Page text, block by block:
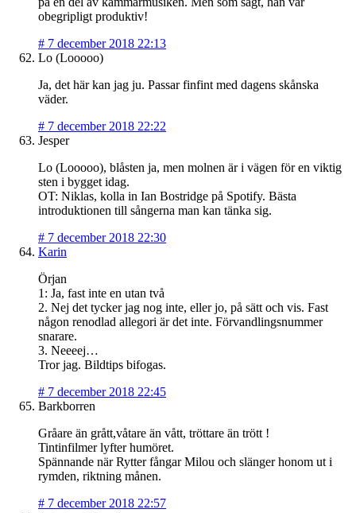
obegripligt produktiv!
# 7 december 2018 22:13
Lo (Looooo)
Ja, det här kan jag ju. Passar finfint med dagens skånska
väder.
# 7 december 2018 22:22
Jesper
Lo (Looooo), blåsten ja, men molnen är i vägen för en viktig
sten i bygget idag.
OT: Niklas, kolla in Ian Bostridge på Spotify. Bästa
introduktionen till sångerna man kan tänka sig.
# 7 december 2018 22:30
Karin
Örjan
1: Ja, fast inte en utan två
2. Nej det tycker jag nog inte, eller jo, på sätt och vis. Fast
någon renodlad allegori är det inte. Förvandlingsnummer
snarare.
3. Neeeej…
Tror jag. Bildtips bifogas.
# 7 december 2018 22:45
Barkborren
Gråare än grått,våtare än vått, tröttare än trött !
Tintinfilmer lyfter humöret.
Spännande när Rytter fångar Milou och slänger honom ut i
rymden, riktning månen.
# 7 december 2018 22:57